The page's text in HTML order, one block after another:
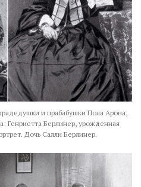
и прабабушки Пола Арона,
Генриетта Берлинер, урожденная
Дочь Салли Берлинер.